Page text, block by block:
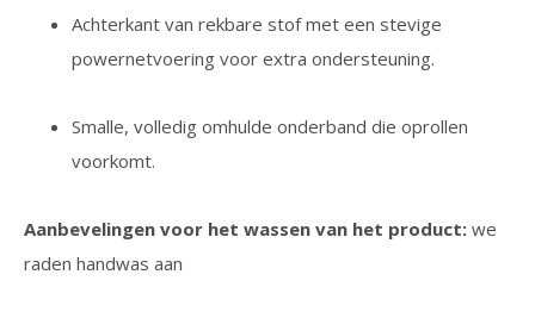
Achterkant van rekbare stof met een stevige
powernetvoering voor extra ondersteuning.
Smalle, volledig omhulde onderband die oprollen
voorkomt.
Aanbevelingen voor het wassen van het product: we
raden handwas aan